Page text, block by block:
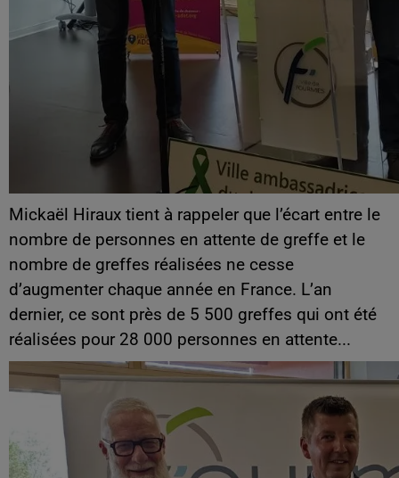
Mickaël Hiraux tient à rappeler que l’écart entre le
nombre de personnes en attente de greffe et le
nombre de greffes réalisées ne cesse
d’augmenter chaque année en France. L’an
dernier, ce sont près de 5 500 greffes qui ont été
réalisées pour 28 000 personnes en attente...